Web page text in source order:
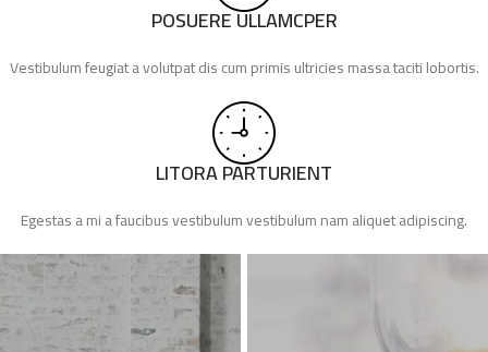
POSUERE ULLAMCPER
Vestibulum feugiat a volutpat dis cum primis ultricies massa taciti lobortis.
LITORA PARTURIENT
Egestas a mi a faucibus vestibulum vestibulum nam aliquet adipiscing.